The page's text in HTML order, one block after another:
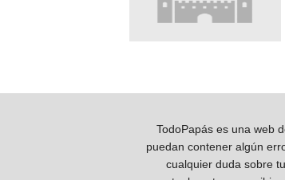
TodoPapás es una web
puedan contener algún
cualquier duda sobre